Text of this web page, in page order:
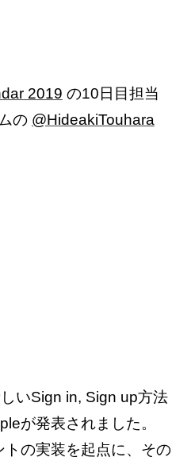
2019 の10日目担当
の @HideakiTouhara
いSign in, Sign up方法
が発表されました。
の実装を起点に、その